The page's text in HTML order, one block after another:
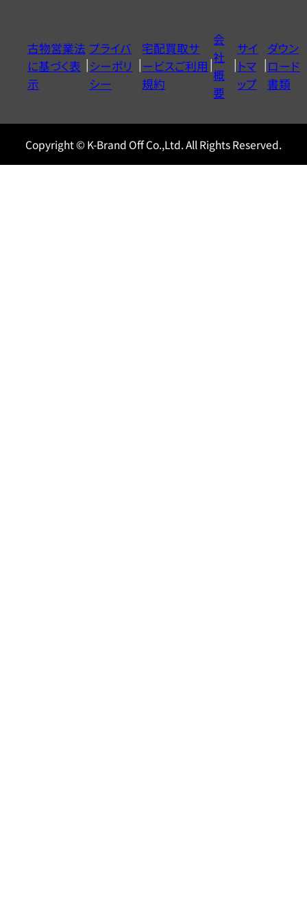
ヤ
ル
0120604117
古物営業法
に基づく表
示
プライバ
シーポリ
シー
宅配買取サ
ービスご利用
規約
会
社
概
要
サイ
トマ
ップ
ダウン
ロード
書類
Copyright © K-Brand Off Co.,Ltd. All Rights Reserved.